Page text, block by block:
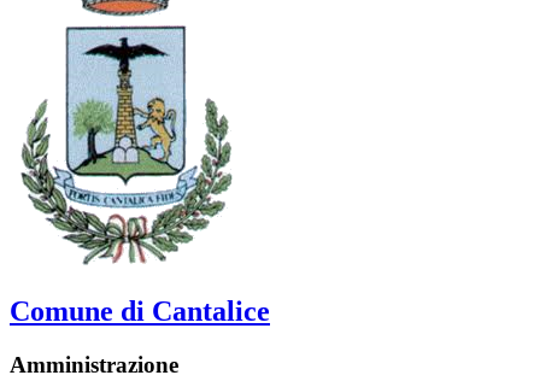
Comune di Cantalice
Amministrazione